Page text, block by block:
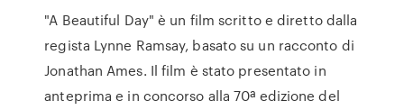
"A Beautiful Day" è un film scritto e diretto dalla
regista Lynne Ramsay, basato su un racconto di
Jonathan Ames. Il film è stato presentato in
anteprima e in concorso alla 70ª edizione del